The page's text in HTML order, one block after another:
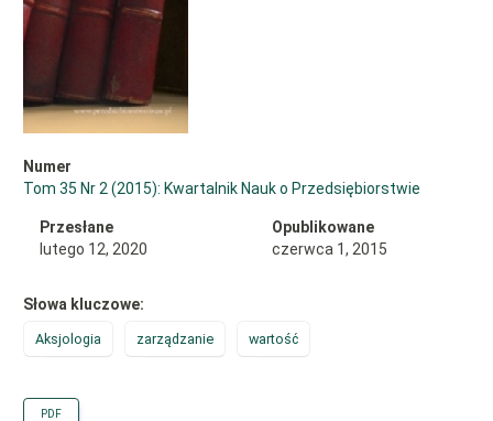
Numer
Tom 35 Nr 2 (2015): Kwartalnik Nauk o Przedsiębiorstwie
Przesłane
lutego 12, 2020
Opublikowane
czerwca 1, 2015
Słowa kluczowe:
Aksjologia zarządzanie wartość
PDF